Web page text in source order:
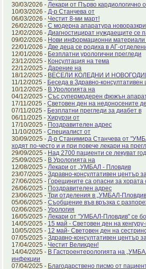
30/03/2026 - Лекари от Първо кардиологично
10/03/2026 - Д-р Станчева от
06/03/2026 - Честит 8-ми март!
26/02/2026 - С модерна апаратура
12/02/2026 - Диагностицират нуждаещите се
09/02/2026 - Нови информационни
22/01/2026 - Две деца се родиха в АГ-
12/01/2026 - Безплатни урологични прегледи
23/12/2025 - Консултация на тема
22/12/2025 - Дарение на
18/12/2025 - ВЕСЕЛИ КОЛЕДНИ И
11/12/2025 - Беседа в Здравно-
10/12/2025 - В Урологията на
04/12/2025 - Със супермодерен фюжън апарат
17/11/2025 - Световен ден на недоносените
07/11/2025 - Безплатни прегледи за диабет в
06/11/2025 - Хирурзи от
17/10/2025 - Поздравителен адрес
11/10/2025 - Специалист от
30/09/2025 - Д-р Станимира Станчева от
ходят по-често и и при повече лекари на
29/09/2025 - Над 2700 пациенти се лекуват
25/09/2025 - В Урологията на
12/08/2025 - Лекари от „УМБАЛ - Пловдив
23/07/2025 - Здравно-консултативен център
27/06/2025 - Горещините са опасни за хората
26/06/2025 - Поздравителен адрес
23/06/2025 - Три отделения в „УМБАЛ-
05/06/2025 - Съобщение във връзка с
02/06/2025 - Урология
16/05/2025 - Лекари от "УМБАЛ-Пловдив" се
14/05/2025 - 15 май - Световен ден на
10/05/2025 - 12 май- Световен ден на
07/05/2025 - Здравно-консултативен център
17/04/2025 - Честит Великден!
14/04/2025 - В Гастроентерологията на
инфекции
07/04/2025 - Благодарствено писмо от